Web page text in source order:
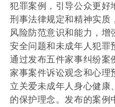
犯罪案例，引导公众更好
刑事法律规定和精神实质
风险防范意识和能力，增
安全问题和未成年人犯罪
通过发布五件家事纠纷案
家事案件诉讼观念和心理
立关爱未成年人身心健康
的保护理念。发布的案例